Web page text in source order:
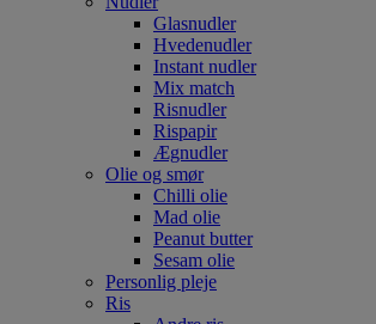
Glasnudler
Hvedenudler
Instant nudler
Mix match
Risnudler
Rispapir
Ægnudler
Olie og smør
Chilli olie
Mad olie
Peanut butter
Sesam olie
Personlig pleje
Ris